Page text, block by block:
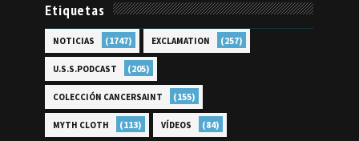
Etiquetas
NOTICIAS (1747) EXCLAMATION (257)
U.S.S.PODCAST (205)
COLECCIÓN CANCERSAINT (155)
MYTH CLOTH (113) VÍDEOS (84)